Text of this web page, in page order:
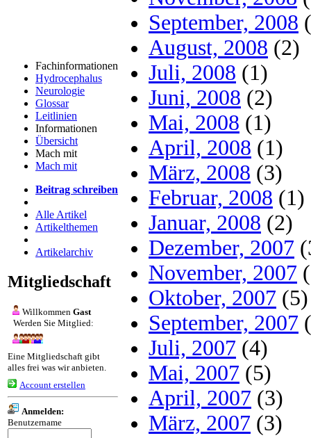
Fachinformationen
Hydrocephalus
Neurologie
Glossar
Leitlinien
Informationen
Übersicht
Mach mit
Mach mit
Beitrag schreiben
Alle Artikel
Artikelthemen
Artikelarchiv
Mitgliedschaft
Willkommen Gast
Werden Sie Mitglied:
Eine Mitgliedschaft gibt
alles frei was wir anbieten.
Account erstellen
Anmelden:
Benutzername
September, 2008
August, 2008 (2)
Juli, 2008 (1)
Juni, 2008 (2)
Mai, 2008 (1)
April, 2008 (1)
März, 2008 (3)
Februar, 2008 (1)
Januar, 2008 (2)
Dezember, 2007
November, 2007
Oktober, 2007 (5)
September, 2007
Juli, 2007 (4)
Mai, 2007 (5)
April, 2007 (3)
März, 2007 (3)